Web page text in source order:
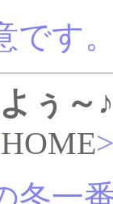
です
ぅ～♪
HOME